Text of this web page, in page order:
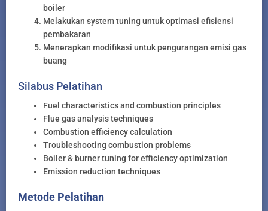
boiler
Melakukan system tuning untuk optimasi efisiensi
pembakaran
Menerapkan modifikasi untuk pengurangan emisi gas
buang
Silabus Pelatihan
Fuel characteristics and combustion principles
Flue gas analysis techniques
Combustion efficiency calculation
Troubleshooting combustion problems
Boiler & burner tuning for efficiency optimization
Emission reduction techniques
Metode Pelatihan